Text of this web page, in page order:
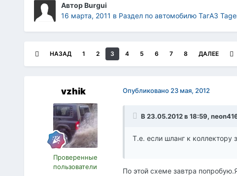
АвторBurgui
16 марта, 2011 в Раздел по автомобилю ТагАЗ
НАЗАД 1 2 3 4 5 6 7 8 ДАЛЕЕ
vzhik
Проверенные
пользователи
Опубликовано 23 мая, 2012
В 23.05.2012 в 18:59,
Т.е. если шланг к коллектору
По этой схеме завтра